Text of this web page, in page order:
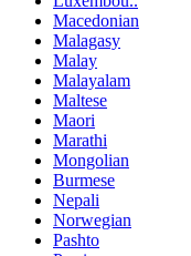
Macedonian
Malagasy
Malay
Malayalam
Maltese
Maori
Marathi
Mongolian
Burmese
Nepali
Norwegian
Pashto